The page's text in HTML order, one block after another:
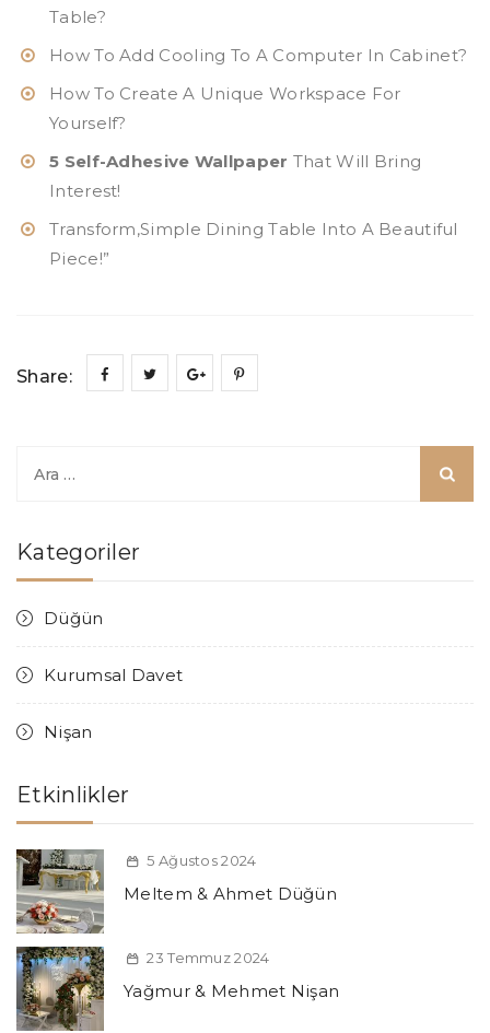
Table?
How To Add Cooling To A Computer In Cabinet?
How To Create A Unique Workspace For
Yourself?
5 Self-Adhesive Wallpaper That Will Bring
Interest!
Transform,Simple Dining Table Into A Beautiful
Piece!”
Share:
Kategoriler
Düğün
Kurumsal Davet
Nişan
Etkinlikler
5 Ağustos 2024
Meltem & Ahmet Düğün
23 Temmuz 2024
Yağmur & Mehmet Nişan